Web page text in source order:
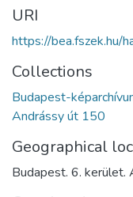
URI
https://
Collections
Budapest-
Andrássy út 150
Geographical
Budapest. 6. kerület.